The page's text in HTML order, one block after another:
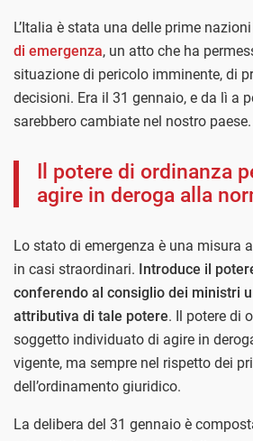
L’Italia è stata una delle prime
di emergenza, un atto che ha
situazione di pericolo imminente, di
decisioni. Era il 31 gennaio, e da lì a
sarebbero cambiate nel nostro paese.
Il potere di ordinanza
agire in deroga alla
Lo stato di emergenza è una misura
in casi straordinari. Introduce il
conferendo al consiglio dei ministri
attributiva di tale potere. Il potere di
soggetto individuato di agire in
vigente, ma sempre nel rispetto dei
dell’ordinamento giuridico.
La delibera del 31 gennaio è